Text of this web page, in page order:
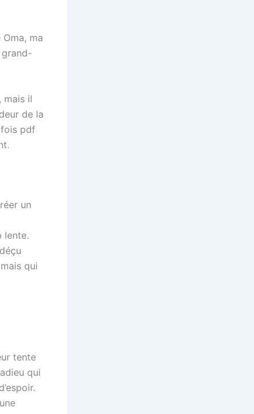
ma
grand-
mais il
de la
pdf
un
lente.
qui
tente
qui